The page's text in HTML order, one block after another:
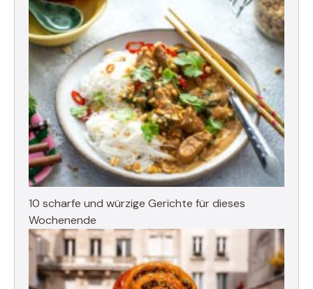
10 scharfe und würzige Gerichte für dieses
Wochenende